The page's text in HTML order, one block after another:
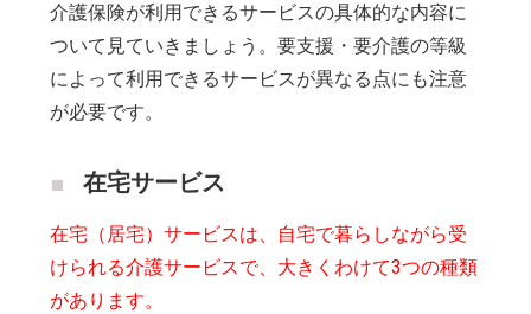
介護保険が利用できるサービスの具体的な内容に
ついて見ていきましょう。要支援・要介護の等級
によって利用できるサービスが異なる点にも注意
が必要です。
在宅サービス
在宅（居宅）サービスは、自宅で暮らしながら受
けられる介護サービスで、大きくわけて3つの種類
があります。